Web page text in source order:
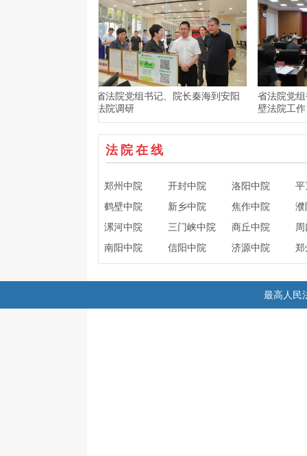
省法院党组书记、院长秦海到安阳
法院调研
省法院党组书记
壁法院工作
法院在线
郑州中院 开封中院 洛阳中院
平
鹤壁中院
新乡中院 焦作中院
濮
漯河中院
三门峡中院 商丘中院
南阳中院
信阳中院 济源中院 郑
最高人民